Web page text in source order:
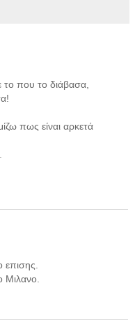
που το διάβασα,
πως είναι αρκετά
Μιλανο.